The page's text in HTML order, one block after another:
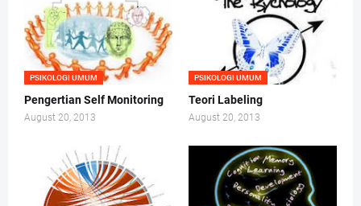
PSIKOLOGI UMUM
Pengertian Self Monitoring
August 20, 2013
PSIKOLOGI UMUM
Teori Labeling
August 20, 2013